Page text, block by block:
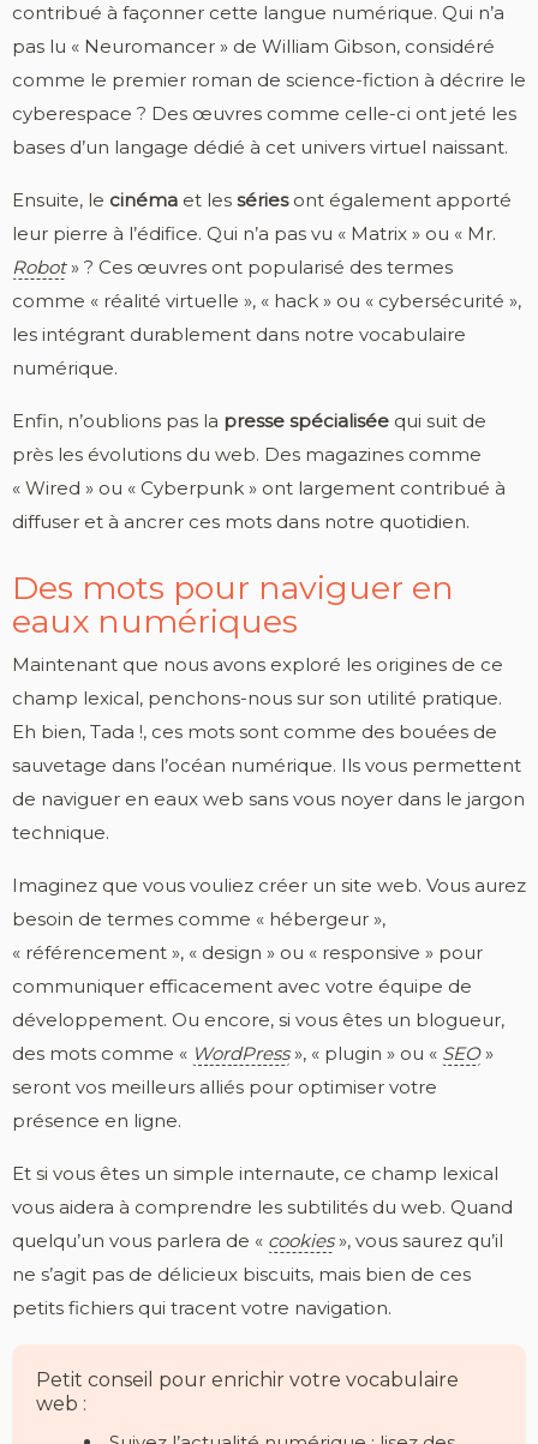
contribué à façonner cette langue numérique. Qui n’a
pas lu « Neuromancer » de William Gibson, considéré
comme le premier roman de science-fiction à décrire le
cyberespace ? Des œuvres comme celle-ci ont jeté les
bases d’un langage dédié à cet univers virtuel naissant.
Ensuite, le cinéma et les séries ont également apporté
leur pierre à l’édifice. Qui n’a pas vu « Matrix » ou « Mr.
Robot» ? Ces œuvres ont popularisé des termes
comme « réalité virtuelle », « hack » ou « cybersécurité »,
les intégrant durablement dans notre vocabulaire
numérique.
Enfin, n’oublions pas la presse spécialisée qui suit de
près les évolutions du web. Des magazines comme
« Wired » ou « Cyberpunk » ont largement contribué à
diffuser et à ancrer ces mots dans notre quotidien.
Des mots pour naviguer en
eaux numériques
Maintenant que nous avons exploré les origines de ce
champ lexical, penchons-nous sur son utilité pratique.
Eh bien, Tada !, ces mots sont comme des bouées de
sauvetage dans l’océan numérique. Ils vous permettent
de naviguer en eaux web sans vous noyer dans le jargon
technique.
Imaginez que vous vouliez créer un site web. Vous aurez
besoin de termes comme « hébergeur »,
« référencement », « design » ou « responsive » pour
communiquer efficacement avec votre équipe de
développement. Ou encore, si vous êtes un blogueur,
des mots comme « WordPress», « plugin » ou « SEO»
seront vos meilleurs alliés pour optimiser votre
présence en ligne.
Et si vous êtes un simple internaute, ce champ lexical
vous aidera à comprendre les subtilités du web. Quand
quelqu’un vous parlera de « cookies», vous saurez qu’il
ne s’agit pas de délicieux biscuits, mais bien de ces
petits fichiers qui tracent votre navigation.
Petit conseil pour enrichir votre vocabulaire
web :